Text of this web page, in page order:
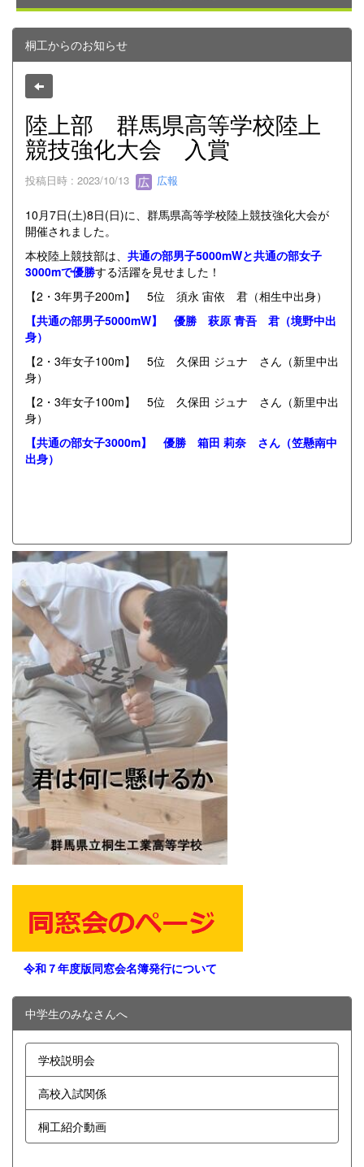
桐工からのお知らせ
陸上部 群馬県高等学校陸上
競技強化大会 入賞
投稿日時 : 2023/10/13 広報
10月7日(土)8日(日)に、群馬県高等学校陸上競技強化大会が
開催されました。
本校陸上競技部は、 共通の部男子5000mWと共通の部女子
3000mで優勝する活躍を見せました！
【2・3年男子200m】 5位 須永 宙依 君（相生中出身）
【共通の部男子5000mW】 優勝 萩原 青吾 君（境野中出
身）
【2・3年女子100m】 5位 久保田 ジュナ さん（新里中出
身）
【2・3年女子100m】 5位 久保田 ジュナ さん（新里中出
身）
【共通の部女子3000m】 優勝 箱田 莉奈 さん（笠懸南中
出身）
令和７年度版同窓会名簿発行について
中学生のみなさんへ
学校説明会
高校入試関係
桐工紹介動画